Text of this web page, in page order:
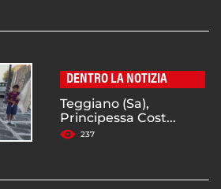
DENTRO LA NOTIZIA
Teggiano (Sa),
Principessa Cost...
237